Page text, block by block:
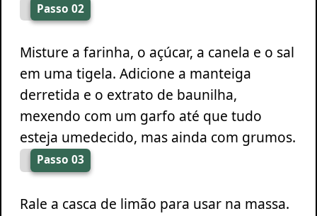
Passo 02
Misture a farinha, o açúcar, a canela e o sal
em uma tigela. Adicione a manteiga
derretida e o extrato de baunilha,
mexendo com um garfo até que tudo
esteja umedecido, mas ainda com grumos.
Passo 03
Rale a casca de limão para usar na massa.